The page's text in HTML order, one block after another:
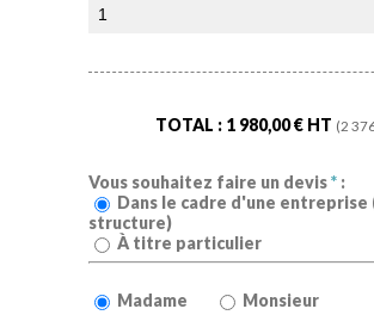
TOTAL : 1 980,00€ HT (2
Vous souhaitez faire un devis* :
Dans le cadre d'une entreprise
structure)
À titre particulier
Madame
Monsieur